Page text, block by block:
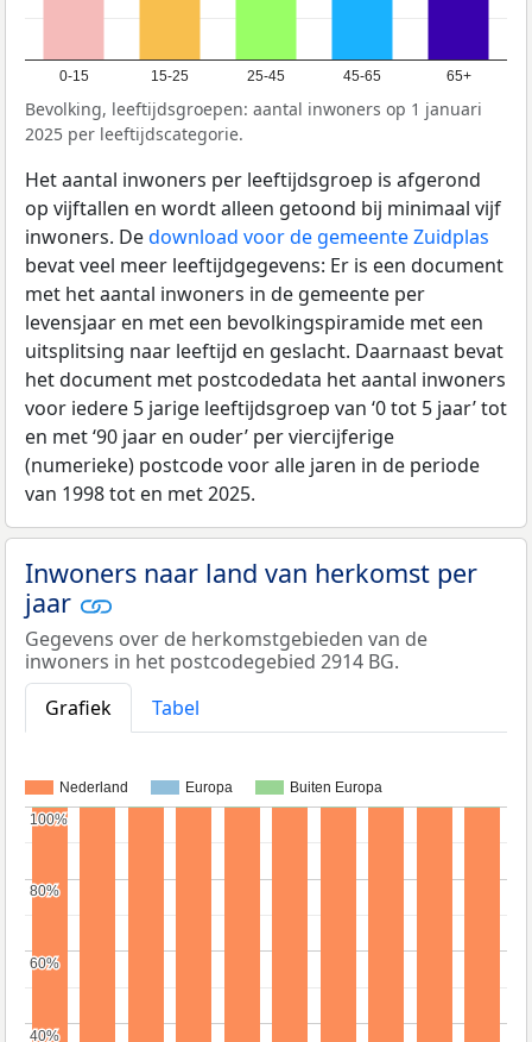
0-15 15-25 25-45 45-65 65+
Bevolking, leeftijdsgroepen: aantal inwoners op 1 januari
2025 per leeftijdscategorie.
Het aantal inwoners per leeftijdsgroep is afgerond
op vijftallen en wordt alleen getoond bij minimaal vijf
inwoners. Dedownload voor de gemeente Zuidplas
bevat veel meer leeftijdgegevens: Er is een document
met het aantal inwoners in de gemeente per
levensjaar en met een bevolkingspiramide met een
uitsplitsing naar leeftijd en geslacht. Daarnaast bevat
het document met postcodedata het aantal inwoners
voor iedere 5 jarige leeftijdsgroep van ‘0 tot 5 jaar’ tot
en met ‘90 jaar en ouder’ per viercijferige
(numerieke) postcode voor alle jaren in de periode
van 1998 tot en met 2025.
Inwoners naar land van herkomst per
jaar
Gegevens over de herkomstgebieden van de
inwoners in het postcodegebied 2914 BG.
Grafiek
Tabel
Nederland Europa Buiten Europa
40%
40%
60%
60%
80%
80%
100%
100%